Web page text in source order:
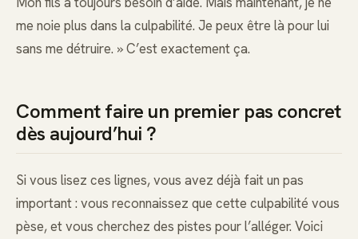
me noie plus dans la culpabilité. Je peux être là pour lui
sans me détruire. » C’est exactement ça.
Comment faire un premier pas concret
dès aujourd’hui ?
Si vous lisez ces lignes, vous avez déjà fait un pas
important : vous reconnaissez que cette culpabilité vous
pèse, et vous cherchez des pistes pour l’alléger. Voici